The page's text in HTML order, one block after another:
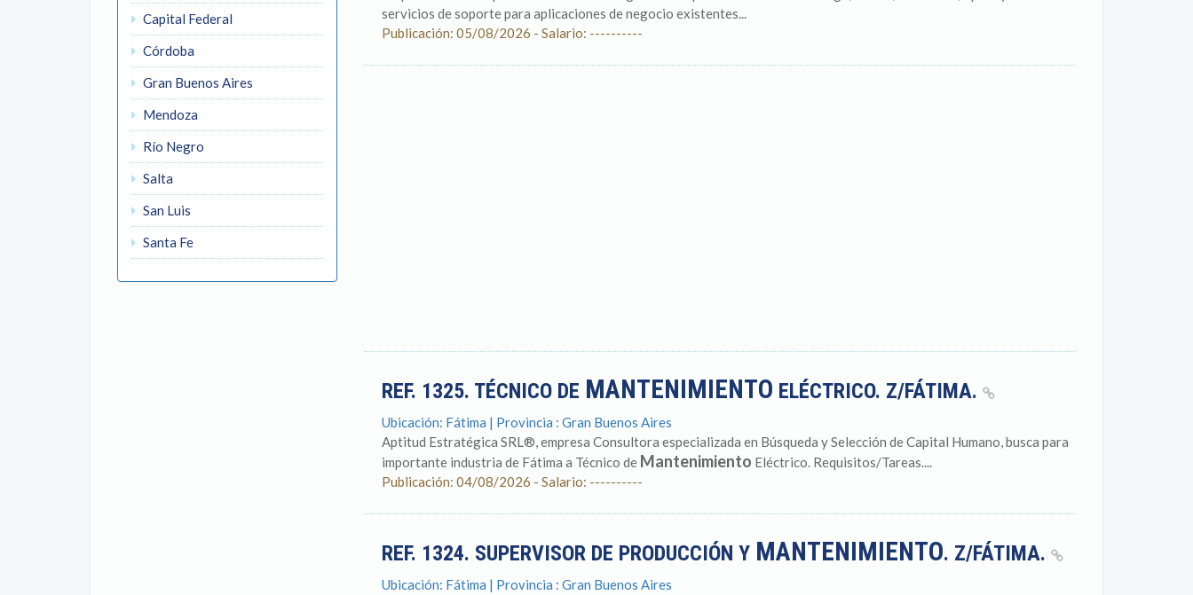
Capital Federal
Córdoba
Gran Buenos Aires
Mendoza
Río Negro
Salta
San Luis
Santa Fe
servicios de soporte para aplicaciones de negocio existentes...
Publicación: 05/08/2026 - Salario: ----------
REF. 1325. TÉCNICO DE MANTENIMIENTO ELÉCTRICO. Z/FÁTIMA.
Ubicación: Fátima | Provincia : Gran Buenos Aires
Aptitud Estratégica SRL®, empresa Consultora especializada en Búsqueda y Selección de Capital Humano, busca para
importante industria de Fátima a Técnico de Mantenimiento Eléctrico. Requisitos/Tareas....
Publicación: 04/08/2026 - Salario: ----------
REF. 1324. SUPERVISOR DE PRODUCCIÓN Y MANTENIMIENTO. Z/FÁTIMA.
Ubicación: Fátima | Provincia : Gran Buenos Aires